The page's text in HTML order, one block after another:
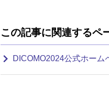
この記事に関連するペ
DICOMO2024公式ホーム